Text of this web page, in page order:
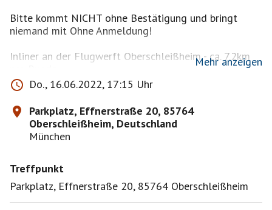
Bitte kommt NICHT ohne Bestätigung und bringt
niemand mit Ohne Anmeldung!
Inliner an der Flugwerft Oberschleißheim - ca. 7.2km
Wir treffen uns ab 17:00 bis 20 Uhr jeder soll
kommen wie es passt, ich schau nach jeder Runde (ca.
30 Minuten) kurz am Parkplatz vorbei, nehme dann die
neuen auf die nächste Runde mit und zeig euch den
Kurt "roter VW Bus M-AT 9212 - +49 15 75 41 64
521-
Mehr anzeigen
Do., 16.06.2022, 17:15 Uhr
Parkplatz, Effnerstraße 20, 85764
Oberschleißheim, Deutschland
München
Treffpunkt
Parkplatz, Effnerstraße 20, 85764 Oberschleißheim